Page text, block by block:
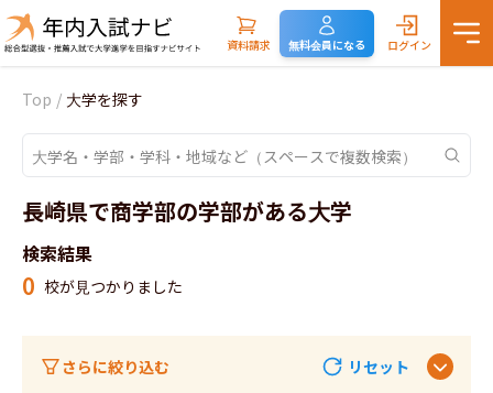
資料請求 無料会員になる ログイン
Top / 大学を探す
長崎県で商学部の学部がある大学
検索結果
0 校が見つかりました
さらに絞り込む リセット